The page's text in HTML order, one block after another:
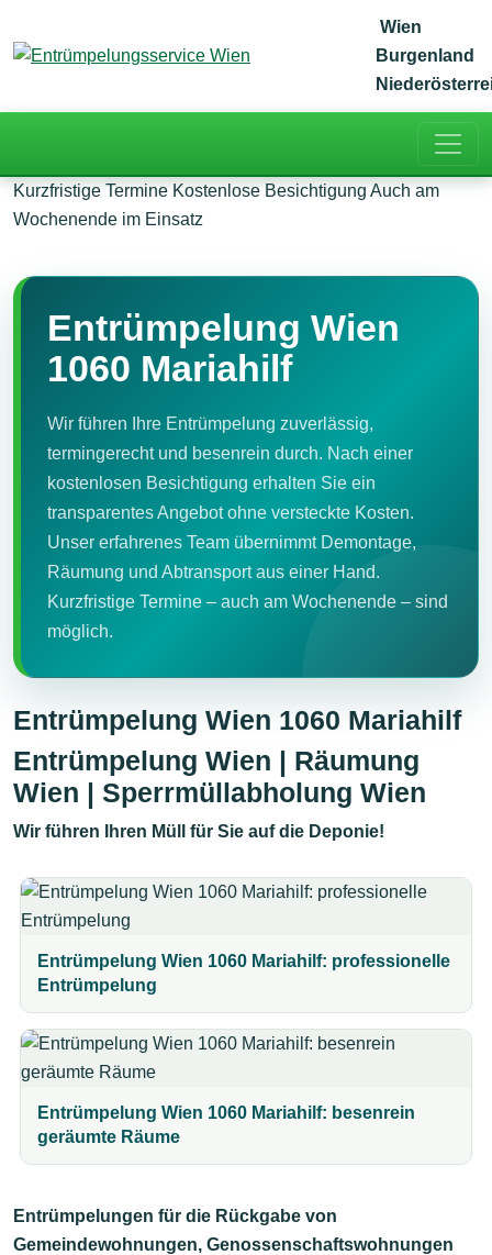
Wien
Burgenland
Kurzfristige Termine Kostenlose Besichtigung Auch am
Wochenende im Einsatz
Entrümpelung Wien
1060 Mariahilf
Wir führen Ihre Entrümpelung zuverlässig,
termingerecht und besenrein durch. Nach einer
kostenlosen Besichtigung erhalten Sie ein
transparentes Angebot ohne versteckte Kosten.
Unser erfahrenes Team übernimmt Demontage,
Räumung und Abtransport aus einer Hand.
Kurzfristige Termine – auch am Wochenende – sind
möglich.
Entrümpelung Wien 1060 Mariahilf
Entrümpelung Wien | Räumung
Wien | Sperrmüllabholung Wien
Wir führen Ihren Müll für Sie auf die Deponie!
Entrümpelung Wien 1060 Mariahilf: professionelle
Entrümpelung
Entrümpelung Wien 1060 Mariahilf: besenrein
geräumte Räume
Entrümpelungen für die Rückgabe von
Gemeindewohnungen, Genossenschaftswohnungen